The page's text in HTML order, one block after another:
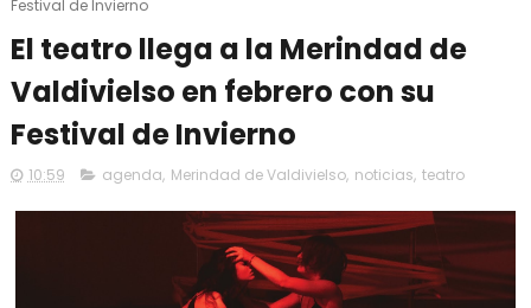
Festival de Invierno
El teatro llega a la Merindad de
Valdivielso en febrero con su
Festival de Invierno
10:59 agenda, Merindad de Valdivielso, noticias, teatro